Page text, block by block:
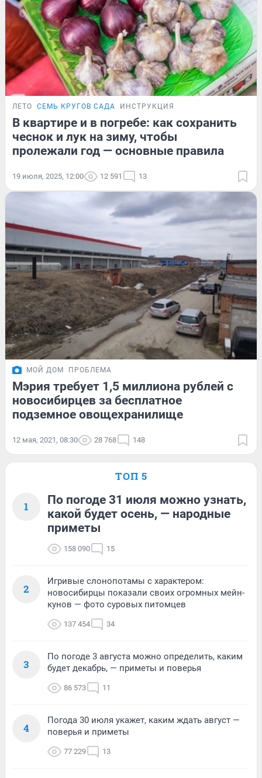
ЛЕТО СЕМЬ КРУГОВ САДА ИНСТРУКЦИЯ
В квартире и в погребе: как сохранить
чеснок и лук на зиму, чтобы
пролежали год — основные правила
19 июля, 2025, 12:00 12 591 13
МОЙ ДОМ ПРОБЛЕМА
Мэрия требует 1,5 миллиона рублей с
новосибирцев за бесплатное
подземное овощехранилище
12 мая, 2021, 08:30 28 768 148
ТОП 5
1
По погоде 31 июля можно узнать,
какой будет осень, — народные
приметы
158 090 15
2
Игривые слонопотамы с характером:
новосибирцы показали своих огромных мейн-
кунов — фото суровых питомцев
137 454 34
3
По погоде 3 августа можно определить, каким
будет декабрь, — приметы и поверья
86 573 11
4
Погода 30 июля укажет, каким ждать август —
поверья и приметы
77 229 13